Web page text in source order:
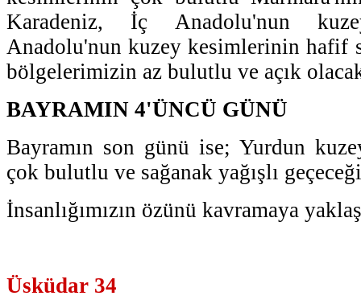
Karadeniz, İç Anadolu'nun
Anadolu'nun kuzey kesimlerinin hafif
bölgelerimizin az bulutlu ve açık
BAYRAMIN 4'ÜNCÜ GÜNÜ
Bayramın son günü ise; Yurdun
çok bulutlu ve sağanak yağışlı
İnsanlığımızın özünü kavramaya
Üsküdar 34